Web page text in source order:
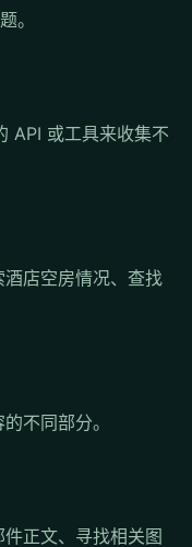
。
API 或工具来收集不
店空房情况、查找
不同部分。
正文、寻找相关图